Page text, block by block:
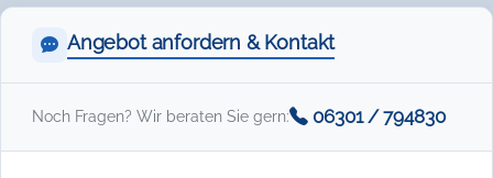
Angebot anfordern & Kontakt
Noch Fragen? Wir beraten Sie gern: 06301 / 794830